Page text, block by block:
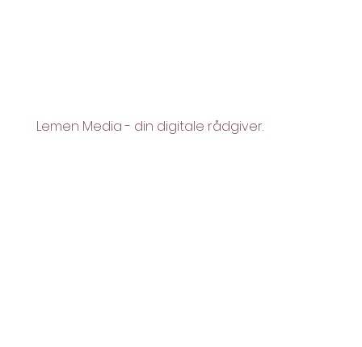
Lemen Media - din digitale rådgiver.